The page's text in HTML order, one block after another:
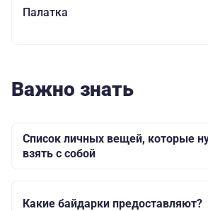
Палатка
Важно знать
Список личных вещей, которые
взять с собой
Какие байдарки предоставляют?